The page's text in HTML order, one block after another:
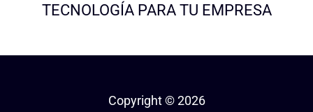
TECNOLOGÍA PARA TU EMPRESA
Copyright © 2026